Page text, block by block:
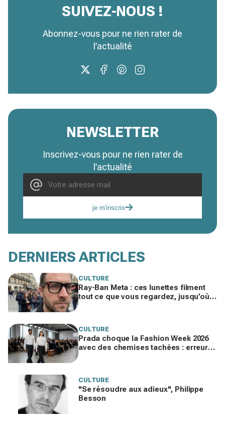
SUIVEZ-NOUS !
Abonnez-vous pour ne rien rater de
l’actualité
NEWSLETTER
Inscrivez-vous pour ne rien rater de
l’actualité
je m'inscris
DERNIERS ARTICLES
CULTURE
Ray-Ban Meta : ces lunettes filment
tout ce que vous regardez, jusqu’où
CULTURE
Prada choque la Fashion Week 2026
avec des chemises tachées : erreur
CULTURE
"Se résoudre aux adieux", Philippe
Besson